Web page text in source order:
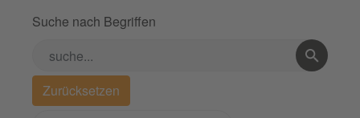
Suche nach Begriffen